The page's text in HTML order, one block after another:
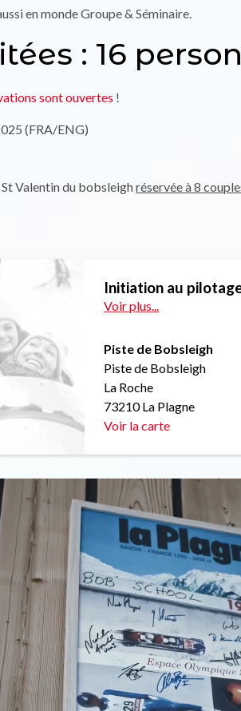
en monde Groupe & Séminaire.
: 16
sont ouvertes !
(FRA/ENG)
Valentin du bobsleighréservée à 8
Initiation au
Voir plus...
Piste de Bobsleigh
Piste de Bobsleigh
La Roche
73210 La Plagne
Voir la carte